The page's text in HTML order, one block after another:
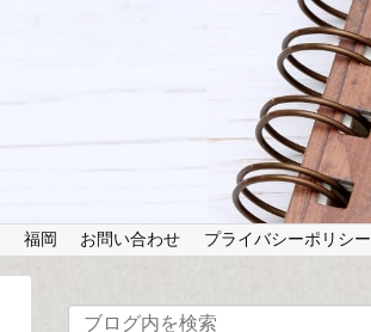
福岡 お問い合わせ プライバシーポリシー